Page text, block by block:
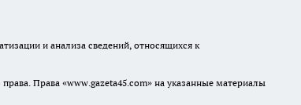
и анализа сведений, относящихся к
Права «www.gazeta45.com» на указанные материалы